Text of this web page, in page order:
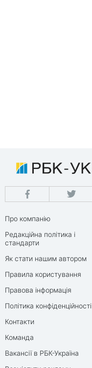
Про компанію
Редакційна політика і
стандарти
Як стати нашим автором
Правила користування
Правова інформація
Політика конфіденційності
Контакти
Команда
Вакансії в РБК-Україна